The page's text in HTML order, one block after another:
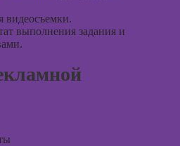
видеосъемки.
выполнения задания и